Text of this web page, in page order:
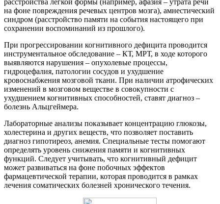
расстройства легкой формы (например, афазия – утрата речи
на фоне повреждения речевых центров мозга), амнестический
синдром (расстройство памяти на события настоящего при
сохранении воспоминаний из прошлого).
При прогрессировании когнитивного дефицита проводится
инструментальное обследование – КТ, МРТ, в ходе которого
выявляются нарушения – опухолевые процессы,
гидроцефалия, патологии сосудов и ухудшение
кровоснабжения мозговой ткани. При наличии атрофических
изменений в мозговом веществе в совокупности с
ухудшением когнитивных способностей, ставят диагноз –
болезнь Альцгеймера.
Лабораторные анализы показывает концентрацию глюкозы,
холестерина и других веществ, что позволяет поставить
диагноз гипотиреоз, анемия. Специальные тесты помогают
определять уровень снижения памяти и когнитивных
функций. Следует учитывать, что когнитивный дефицит
может развиваться на фоне побочных эффектов
фармацевтической терапии, которая проводится в рамках
лечения соматических болезней хронического течения.